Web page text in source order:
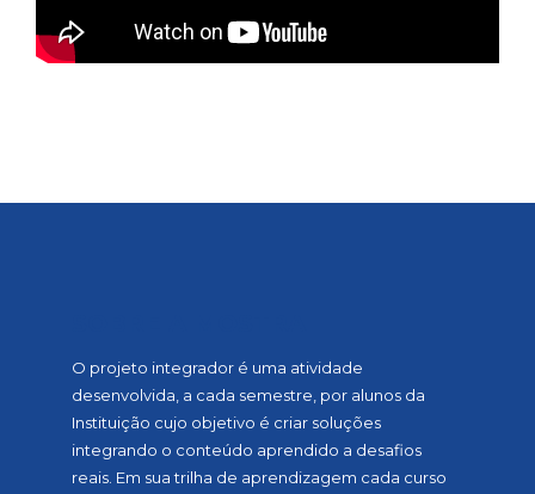
O projeto integrador é uma atividade
desenvolvida, a cada semestre, por alunos da
Instituição cujo objetivo é criar soluções
integrando o conteúdo aprendido a desafios
reais. Em sua trilha de aprendizagem cada curso